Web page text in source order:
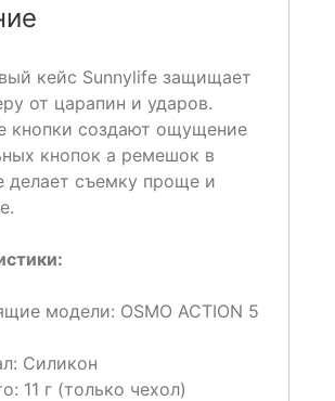
кейс Sunnylife защищает
от царапин и ударов.
кнопки создают ощущение
кнопок а ремешок в
делает съемку проще и
модели: OSMO ACTION 5
Силикон
11 г (только чехол)